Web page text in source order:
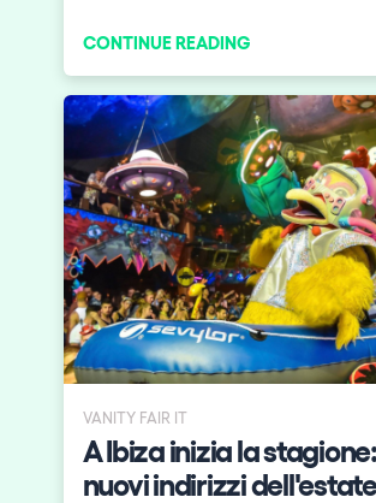
CONTINUE READING
VANITY FAIR IT
A Ibiza inizia la
nuovi indirizzi